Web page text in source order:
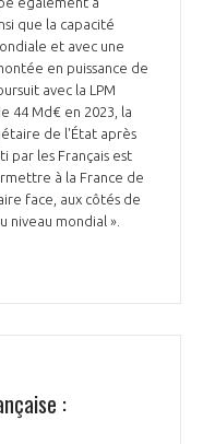
que la capacité
et avec une
en puissance de
avec la LPM
44 Md€ en 2023, la
de l'État après
par les Français est
à la France de
face, aux côtés de
niveau mondial ».
: